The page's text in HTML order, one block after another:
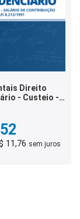
Direito
- Custeio -
- Lei 8.212
11,76 sem juros